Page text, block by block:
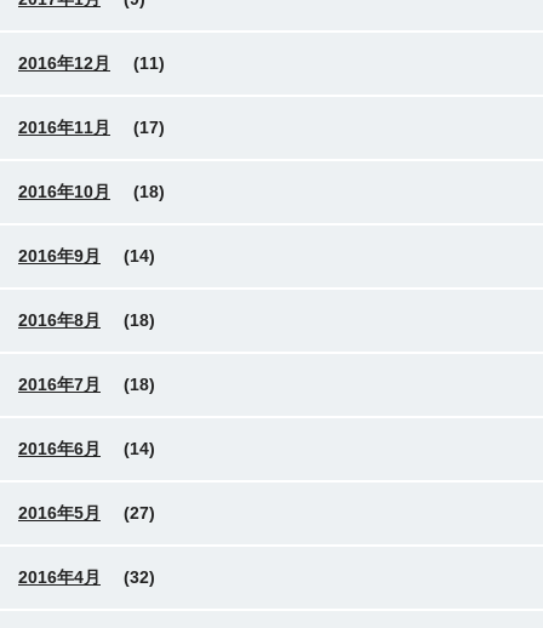
2016年12月 (11)
2016年11月 (17)
2016年10月 (18)
2016年9月 (14)
2016年8月 (18)
2016年7月 (18)
2016年6月 (14)
2016年5月 (27)
2016年4月 (32)